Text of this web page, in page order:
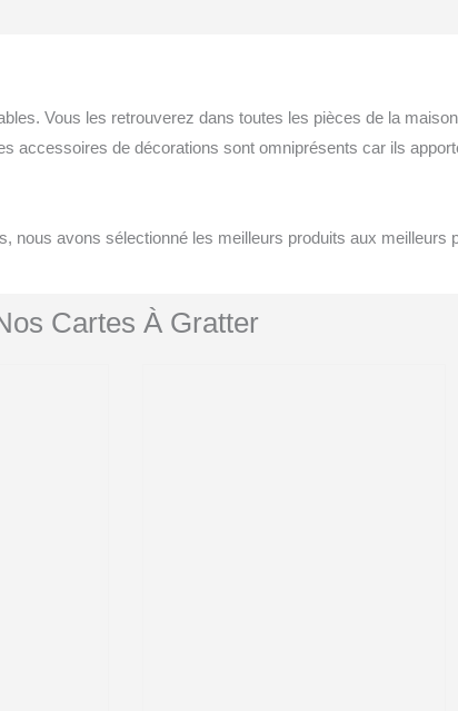
Vous les retrouverez dans toutes les pièces de la
accessoires de décorations sont omniprésents car ils
nous avons sélectionné les meilleurs produits aux meilleurs
Cartes À Gratter